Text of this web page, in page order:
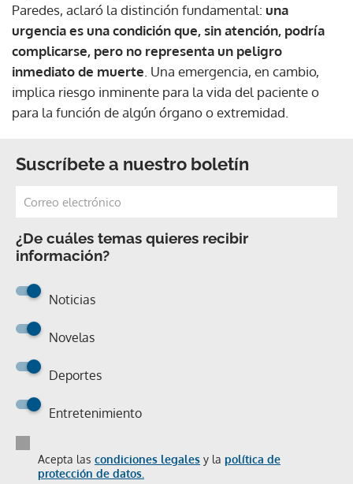
Paredes, aclaró la distinción fundamental: una
urgencia es una condición que, sin atención, podría
complicarse, pero no representa un peligro
inmediato de muerte . Una emergencia, en cambio,
implica riesgo inminente para la vida del paciente o
para la función de algún órgano o extremidad.
Suscríbete a nuestro boletín
¿De cuáles temas quieres recibir
información?
Noticias
Novelas
Deportes
Entretenimiento
Acepta las condiciones legales y la política de
protección de datos.